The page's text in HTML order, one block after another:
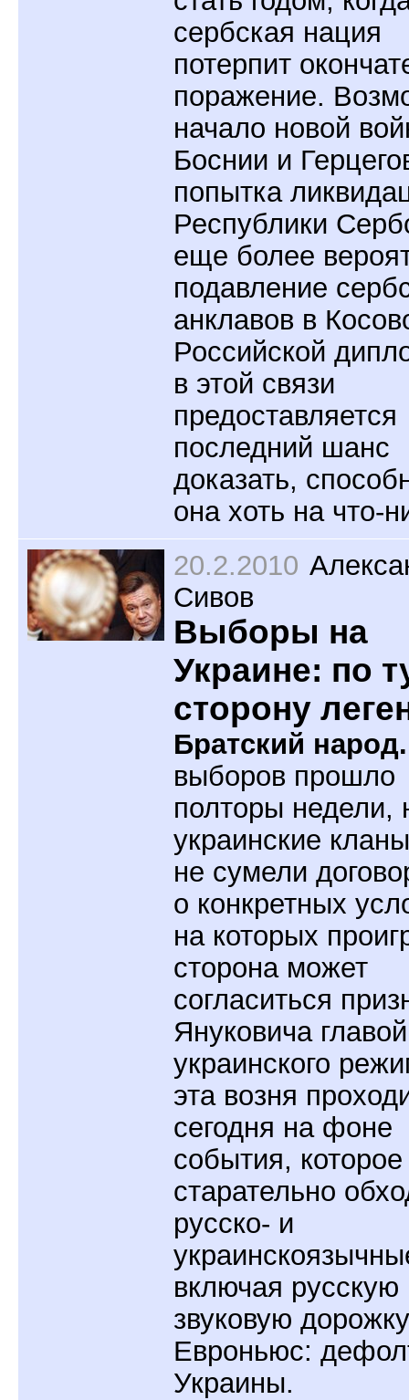
сербская нация
потерпит
поражение.
начало новой
Боснии и
попытка
Республики
еще более
подавление
анклавов в
Российской
в этой связи
предоставляется
последний шанс
доказать,
она хоть на что-
20.2.2010
Сивов
Выборы на
Украине: по
сторону
Братский
выборов прошло
полторы недели,
украинские
не сумели
о конкретных
на которых
сторона может
согласиться
Януковича главой
украинского
эта возня
сегодня на фоне
события, которое
старательно
русско- и
включая русскую
звуковую дорожку
Евроньюс:
Украины.